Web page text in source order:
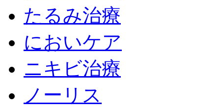
たるみ治療
においケア
ニキビ治療
ノーリス